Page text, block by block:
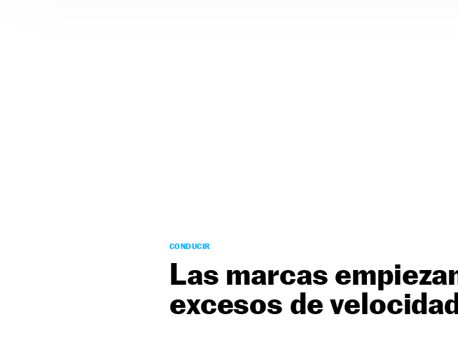
CONDUCIR
Las marcas
excesos de